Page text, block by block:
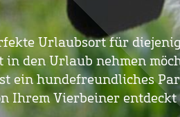
Urlaubsort für
in den Urlaub nehmen
ein hundefreundliches
Ihrem Vierbeiner entdeckt